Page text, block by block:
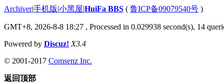
Archiver|手机版|小黑屋|HuiFa BBS ( 鲁ICP备09079540号 )
GMT+8, 2026-8-8 18:27 , Processed in 0.029938 second(s), 14
Powered by Discuz! X3.4
© 2001-2017 Comsenz Inc.
返回顶部